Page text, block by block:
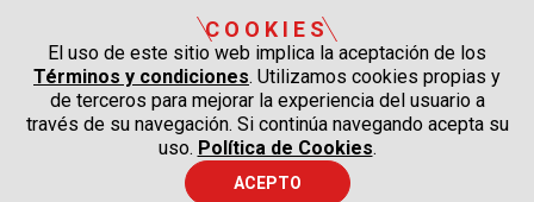
COOKIES
El uso de este sitio web implica la aceptación de los
Términos y condiciones. Utilizamos cookies propias y
de terceros para mejorar la experiencia del usuario a
través de su navegación. Si continúa navegando acepta su
uso. Política de Cookies.
ACEPTO